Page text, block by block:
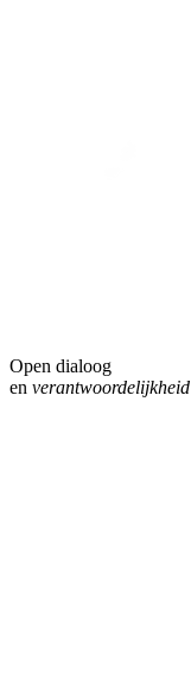
Open dialoog
en verantwoordelijkheid